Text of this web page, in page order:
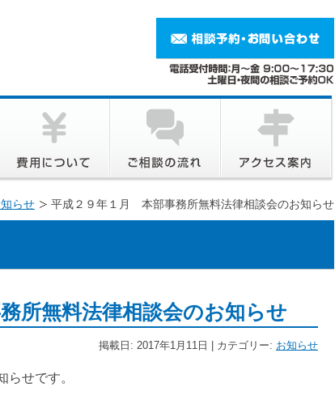
らせ 平成２９年１月 本部事務所無料法律相談会のお知らせ
所無料法律相談会のお知らせ
掲載日: 2017年1月11日 | カテゴリー: お知らせ
せです。